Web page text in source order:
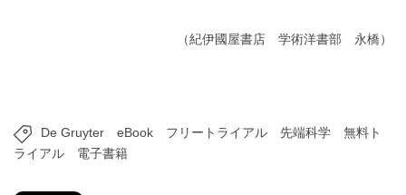
（紀伊國屋書店 学術洋書部 永橋）
De Gruyter eBook フリートライアル 先端科学
無料ト
ライアル
電子書籍